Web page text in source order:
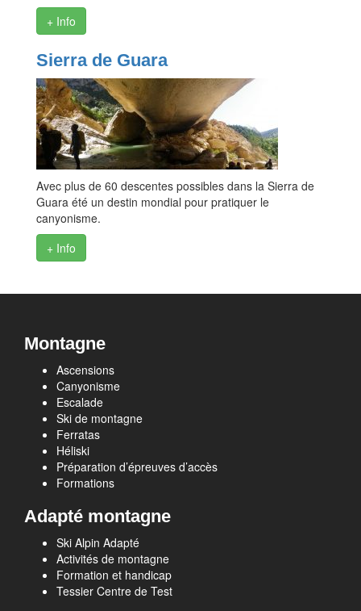
+ Info
Sierra de Guara
Avec plus de 60 descentes possibles dans la Sierra de
Guara été un destin mondial pour pratiquer le
canyonisme.
+ Info
Montagne
Ascensions
Canyonisme
Escalade
Ski de montagne
Ferratas
Héliski
Préparation d’épreuves d’accès
Formations
Adapté montagne
Ski Alpin Adapté
Activités de montagne
Formation et handicap
Tessier Centre de Test